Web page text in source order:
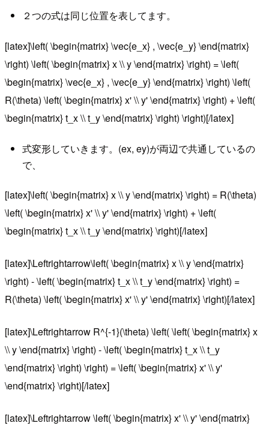
２つの式は同じ位置を表してます。
[latex]\left( \begin{matrix} \vec{e_x} , \vec{e_y} \end{matrix}
\right) \left( \begin{matrix} x \\ y \end{matrix} \right) = \left(
\begin{matrix} \vec{e_x} , \vec{e_y} \end{matrix} \right) \left(
R(\theta) \left( \begin{matrix} x' \\ y' \end{matrix} \right) + \left(
\begin{matrix} t_x \\ t_y \end{matrix} \right) \right)[/latex]
式変形していきます。(ex, ey)が両辺で共通しているの
で、
[latex]\left( \begin{matrix} x \\ y \end{matrix} \right) = R(\theta)
\left( \begin{matrix} x' \\ y' \end{matrix} \right) + \left(
\begin{matrix} t_x \\ t_y \end{matrix} \right)[/latex]
[latex]\Leftrightarrow\left( \begin{matrix} x \\ y \end{matrix}
\right) - \left( \begin{matrix} t_x \\ t_y \end{matrix} \right) =
R(\theta) \left( \begin{matrix} x' \\ y' \end{matrix} \right)[/latex]
[latex]\Leftrightarrow R^{-1}(\theta) \left( \left( \begin{matrix} x
\\ y \end{matrix} \right) - \left( \begin{matrix} t_x \\ t_y
\end{matrix} \right) \right) = \left( \begin{matrix} x' \\ y'
\end{matrix} \right)[/latex]
[latex]\Leftrightarrow \left( \begin{matrix} x' \\ y' \end{matrix}